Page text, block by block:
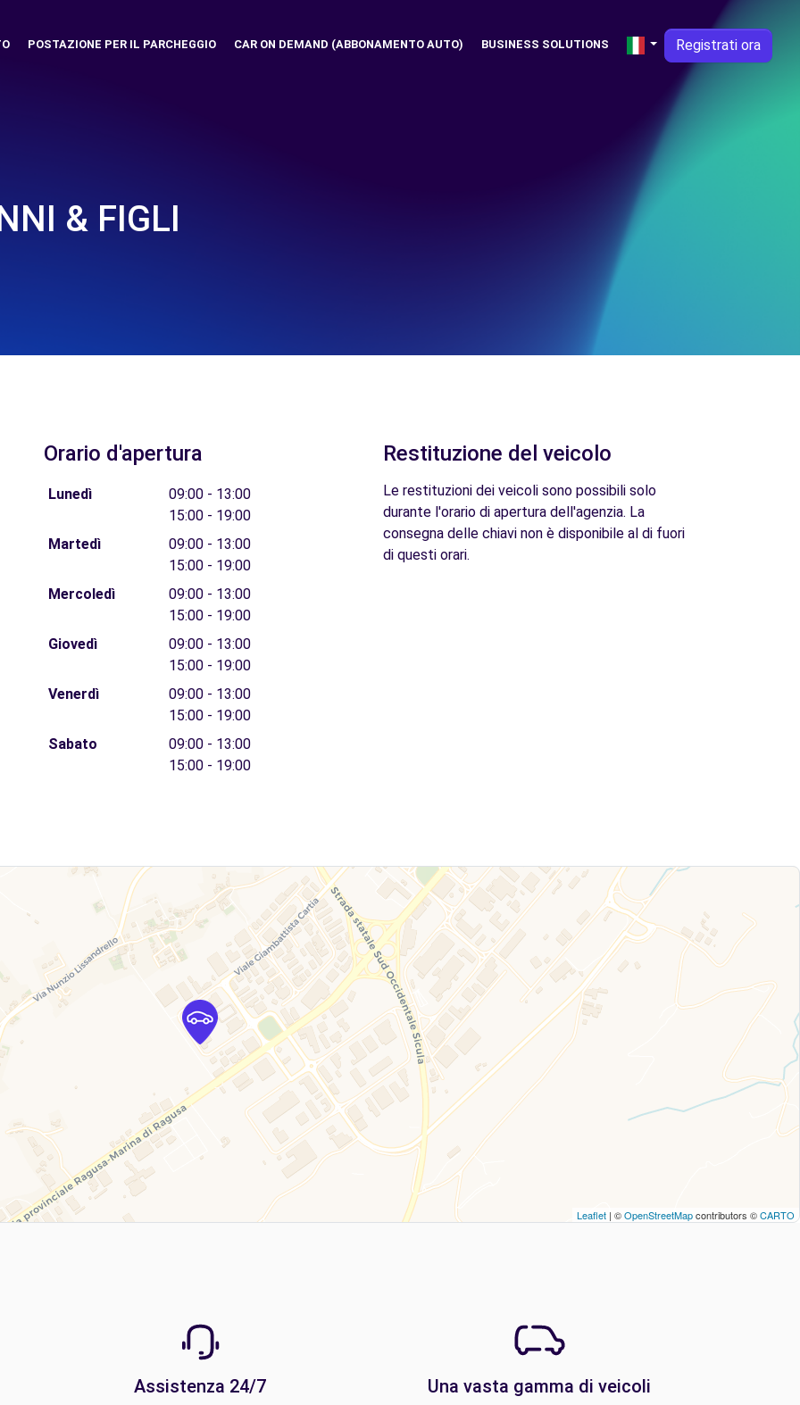
POSTAZIONE PER IL PARCHEGGIO CAR ON DEMAND (ABBONAMENTO AUTO) BUSINESS SOLUTIONS Registrati ora
& FIGLI
Orario d'apertura
Lunedì
09:00 - 13:00
15:00 - 19:00
Martedì
09:00 - 13:00
15:00 - 19:00
Mercoledì
09:00 - 13:00
15:00 - 19:00
Giovedì
09:00 - 13:00
15:00 - 19:00
Venerdì
09:00 - 13:00
15:00 - 19:00
Sabato
09:00 - 13:00
15:00 - 19:00
Restituzione del veicolo
Le restituzioni dei veicoli sono possibili solo
durante l'orario di apertura dell'agenzia. La
consegna delle chiavi non è disponibile al di fuori
di questi orari.
Leaflet | ©OpenStreetMapcontributors ©CARTO
Assistenza 24/7 Una vasta gamma di veicoli